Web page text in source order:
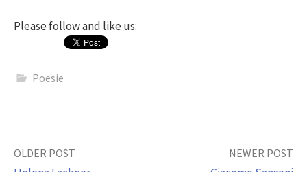
Please follow and like us:
Poesie
Post
OLDER POST NEWER POST